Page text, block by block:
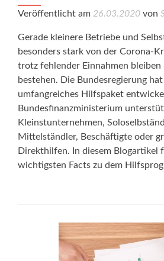
Veröffentlicht am 26.03.2020 von
Gerade kleinere Betriebe und
besonders stark von der Corona-
trotz fehlender Einnahmen bleiben
bestehen. Die Bundesregierung
umfangreiches Hilfspaket
Bundesfinanzministerium
Kleinstunternehmen,
Mittelständler, Beschäftigte oder
Direkthilfen. In diesem Blogartikel
wichtigsten Facts zu dem